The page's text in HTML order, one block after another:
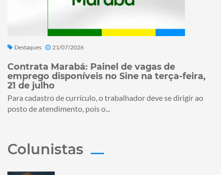
Destaques 21/07/2026
Contrata Marabá: Painel de vagas de
emprego disponíveis no Sine na terça-feira,
21 de julho
Para cadastro de currículo, o trabalhador deve se dirigir ao
posto de atendimento, pois o...
Colunistas